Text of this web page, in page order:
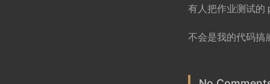
有人把作业测试的
不会是我的代码搞